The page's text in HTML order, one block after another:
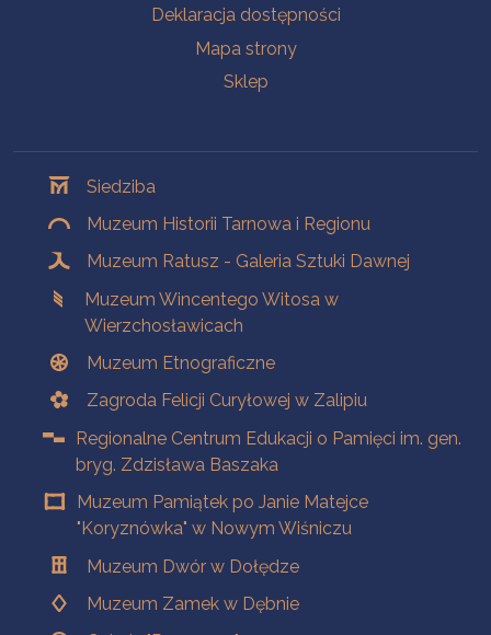
Deklaracja dostępności
Mapa strony
Sklep
Siedziba
Muzeum Historii Tarnowa i Regionu
Muzeum Ratusz - Galeria Sztuki Dawnej
Muzeum Wincentego Witosa w
Wierzchosławicach
Muzeum Etnograficzne
Zagroda Felicji Curyłowej w Zalipiu
Regionalne Centrum Edukacji o Pamięci im. gen.
bryg. Zdzisława Baszaka
Muzeum Pamiątek po Janie Matejce
"Koryznówka" w Nowym Wiśniczu
Muzeum Dwór w Dołędze
Muzeum Zamek w Dębnie